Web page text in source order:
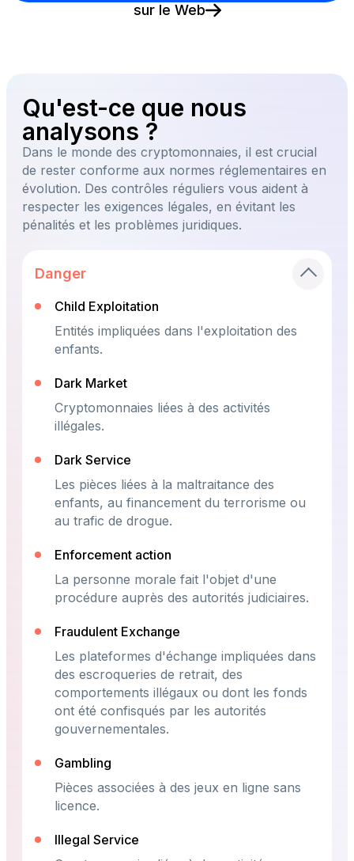
sur le Web
Qu'est-ce que nous
analysons ?
Dans le monde des cryptomonnaies, il est crucial
de rester conforme aux normes réglementaires en
évolution. Des contrôles réguliers vous aident à
respecter les exigences légales, en évitant les
pénalités et les problèmes juridiques.
Danger
Child Exploitation
Entités impliquées dans l'exploitation des
enfants.
Dark Market
Cryptomonnaies liées à des activités
illégales.
Dark Service
Les pièces liées à la maltraitance des
enfants, au financement du terrorisme ou
au trafic de drogue.
Enforcement action
La personne morale fait l'objet d'une
procédure auprès des autorités judiciaires.
Fraudulent Exchange
Les plateformes d'échange impliquées dans
des escroqueries de retrait, des
comportements illégaux ou dont les fonds
ont été confisqués par les autorités
gouvernementales.
Gambling
Pièces associées à des jeux en ligne sans
licence.
Illegal Service